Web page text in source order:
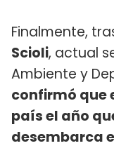
Finalmente,
Scioli, actual
Ambiente y
confirmó que
país el año
desembarca